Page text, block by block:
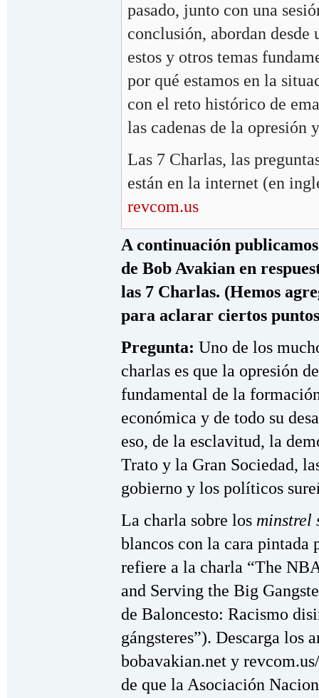
pasado, junto con una
conclusión, abordan desde
estos y otros temas
por qué estamos en la
con el reto histórico de
las cadenas de la opresión
Las 7 Charlas, las
están en la internet (en
revcom.us
A continuación
de Bob Avakian en
las 7 Charlas. (Hemos
para aclarar ciertos
Pregunta: Uno de los
charlas es que la opresión
fundamental de la
económica y de todo su
eso, de la esclavitud, la
Trato y la Gran Sociedad,
gobierno y los políticos
La charla sobre los minstrel
blancos con la cara pintada
refiere a la charla “The
and Serving the Big
de Baloncesto: Racismo
gángsteres”). Descarga los
bobavakian.net y
de que la Asociación